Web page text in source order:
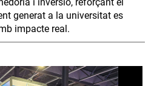
i inversió, reforçant el
generat a la universitat es
impacte real.